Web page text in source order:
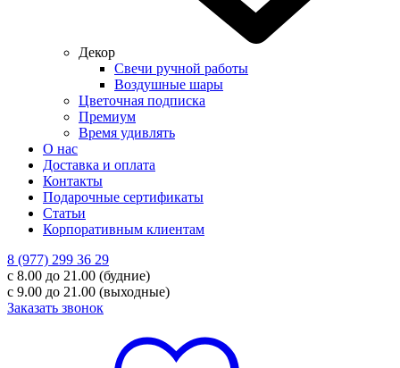
Декор
Свечи ручной работы
Воздушные шары
Цветочная подписка
Премиум
Время удивлять
О нас
Доставка и оплата
Контакты
Подарочные сертификаты
Статьи
Корпоративным клиентам
8 (977) 299 36 29
с 8.00 до 21.00 (будние)
с 9.00 до 21.00 (выходные)
Заказать звонок